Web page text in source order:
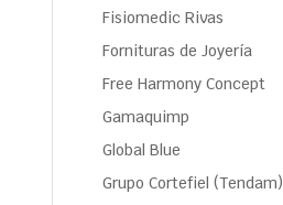
Fisiomedic Rivas
Fornituras de Joyería
Free Harmony Concept
Gamaquimp
Global Blue
Grupo Cortefiel (Tendam)